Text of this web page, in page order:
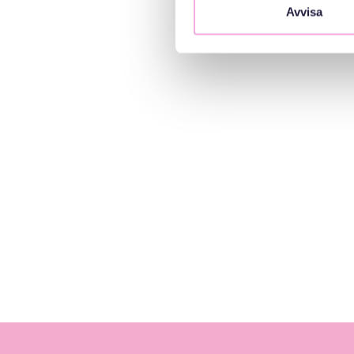
Avvisa